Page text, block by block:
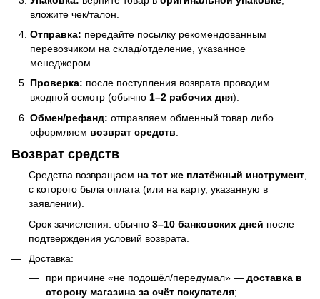
вложите чек/талон.
Отправка: передайте посылку рекомендованным
перевозчиком на склад/отделение, указанное
менеджером.
Проверка: после поступления возврата проводим
входной осмотр (обычно 1–2 рабочих дня).
Обмен/рефанд: отправляем обменный товар либо
оформляем возврат средств
Возврат средств
Средства возвращаем на тот же платёжный инструмент,
с которого была оплата (или на карту, указанную в
заявлении).
Срок зачисления: обычно 3–10 банковских дней после
подтверждения условий возврата.
Доставка:
при причине «не подошёл/передумал» — доставка в
сторону магазина за счёт покупателя;